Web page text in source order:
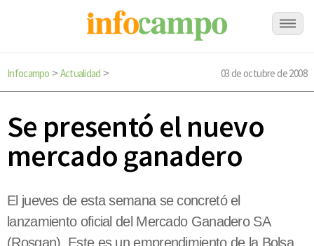
Infocampo > Actualidad > 03 de octubre de 2008
Se presentó el nuevo
mercado ganadero
El jueves de esta semana se concretó el
lanzamiento oficial del Mercado Ganadero SA
(Rosgan). Este es un emprendimiento de la Bolsa